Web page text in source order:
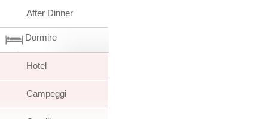
After Dinner
Dormire
Hotel
Campeggi